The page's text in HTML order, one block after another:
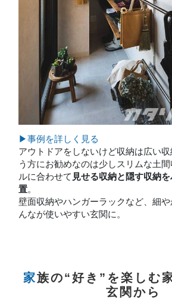
▶事例を詳しく見る
アウトドアをしないけど収納は広い
う方にお勧めなのは少しスリムな土
ルに合わせて 見せる収納と隠す収納
置。
壁面収納やハンガーラックなど、細
んなが使いやすい玄関に。
家族の“好き”を楽しむ家へ。まずは
玄関から